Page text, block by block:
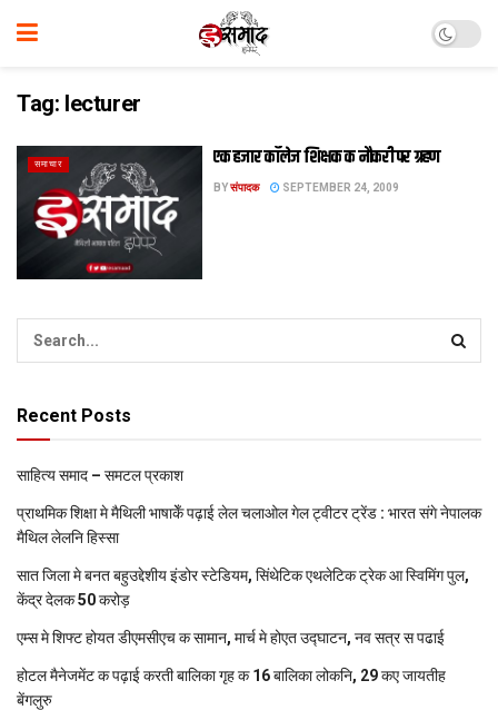
Tag: lecturer
समाचार एक हजार कॉलेज शिक्षक क नौकरी पर ग्रहण
BYसंपादक SEPTEMBER 24, 2009
Recent Posts
साहित्य समाद – समटल प्रकाश
प्राथमिक शि‍क्षा मे मैथि‍ली भाषाकेँ पढ़ाई लेल चलाओल गेल ट्वीटर ट्रेंड : भारत संगे नेपालक
मैथिल लेलनि हिस्सा
सात जिला मे बनत बहुउद्देशीय इंडोर स्‍टेडि‍यम, सिंथेटिक एथलेटिक ट्रेक आ स्विमिंग पुल,
केंद्र देलक 50 करोड़
एम्स मे शिफ्ट होयत डीएमसीएच क सामान, मार्च मे होएत उद्घाटन, नव सत्र स पढाई
होटल मैनेजमेंट क पढ़ाई करती बालिका गृह क 16 बालिका लोकनि, 29 कए जायतीह
बेंगलुरु